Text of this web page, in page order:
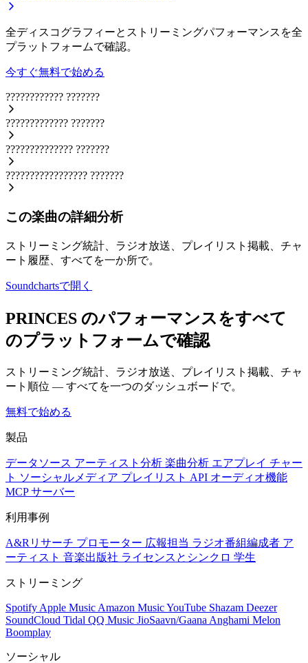
全ディスコグラフィーとストリーミングパフォーマンスを全
プラットフォームで確認。
今すぐ無料で始める
???????????? ???????
????????????? ???????
?????????????? ???????
????????????????? ???????
この楽曲の詳細分析
ストリーミング統計、ラジオ放送、プレイリスト掲載、チャ
ート履歴、すべてを一か所で。
Soundchartsで開く
PRINCES のパフォーマンスをすべて
のプラットフォームで確認
ストリーミング統計、ラジオ放送、プレイリスト掲載、チャ
ート順位 — すべてを一つのダッシュボードで。
無料で始める
製品
データソース アーティスト分析 楽曲分析 エアプレイ チャー
ト ソーシャルメディア プレイリスト API オーディオ機能
MCP サーバー
利用事例
A&Rリサーチ プロモーター 広報担当 ラジオ番組編成者 ア
ーティスト 音楽出版社 ライセンスとシンクロ 学生
ストリーミング
Spotify Apple Music Amazon MusicYouTube Shazam Deezer
SoundCloud Tidal QQ Music JioSaavn/Gaana Anghami Melon
Boomplay
ソーシャル